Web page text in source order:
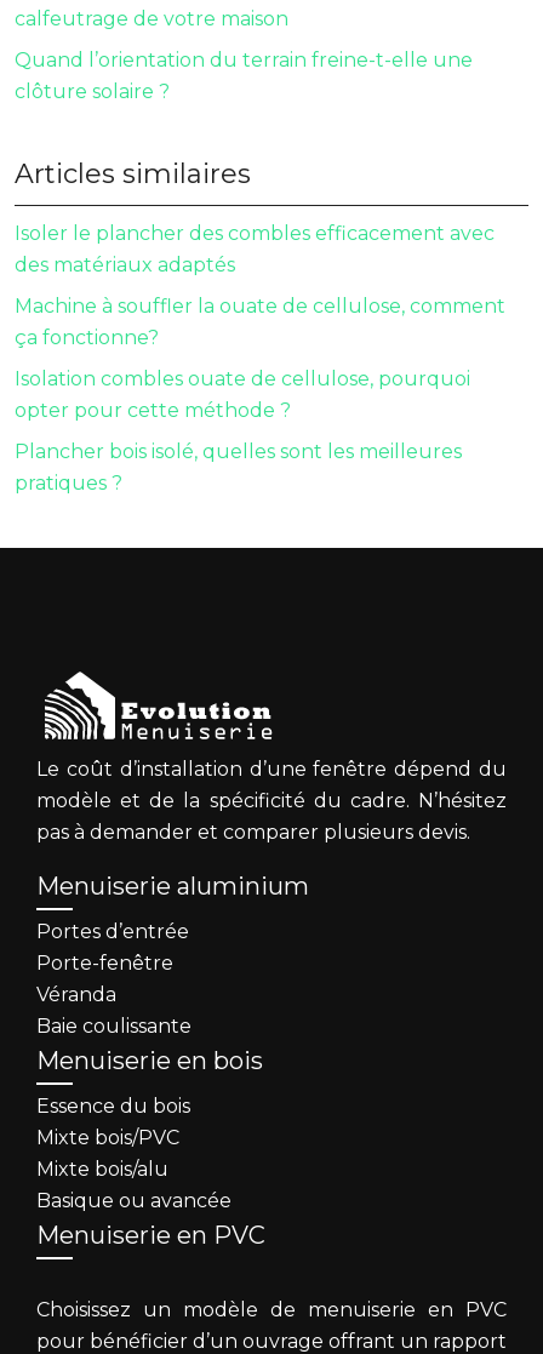
calfeutrage de votre maison
Quand l’orientation du terrain freine-t-elle une
clôture solaire ?
Articles similaires
Isoler le plancher des combles efficacement avec
des matériaux adaptés
Machine à souffler la ouate de cellulose, comment
ça fonctionne?
Isolation combles ouate de cellulose, pourquoi
opter pour cette méthode ?
Plancher bois isolé, quelles sont les meilleures
pratiques ?
Le coût d’installation d’une fenêtre dépend du
modèle et de la spécificité du cadre. N’hésitez
pas à demander et comparer plusieurs devis.
Menuiserie aluminium
Portes d’entrée
Porte-fenêtre
Véranda
Baie coulissante
Menuiserie en bois
Essence du bois
Mixte bois/PVC
Mixte bois/alu
Basique ou avancée
Menuiserie en PVC
Choisissez un modèle de menuiserie en PVC
pour bénéficier d’un ouvrage offrant un rapport